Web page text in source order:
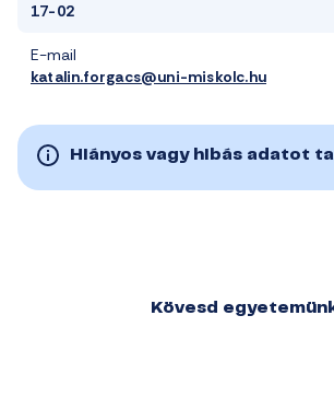
17-02
E-mail
katalin.forgacs@uni-miskolc.hu
Hiányos vagy hibás adatot
Kövesd